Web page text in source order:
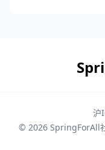
沪
© 2026 SpringForAll